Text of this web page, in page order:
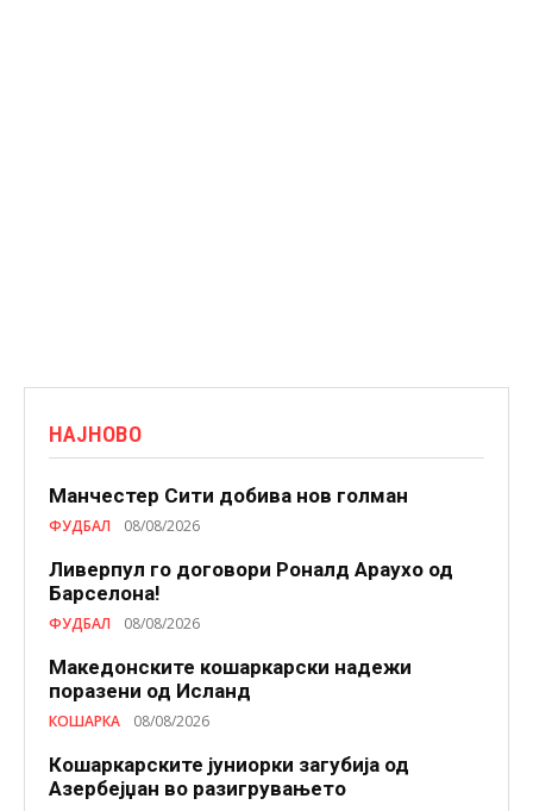
НАЈНОВО
Манчестер Сити добива нов голман
ФУДБАЛ 08/08/2026
Ливерпул го договори Роналд Араухо од
Барселона!
ФУДБАЛ 08/08/2026
Македонските кошаркарски надежи
поразени од Исланд
КОШАРКА 08/08/2026
Кошаркарските јуниорки загубија од
Азербејџан во разигрувањето